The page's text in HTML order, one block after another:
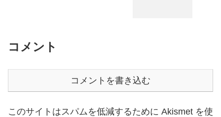
コメント
コメントを書き込む
このサイトはスパムを低減するために Akismet を使